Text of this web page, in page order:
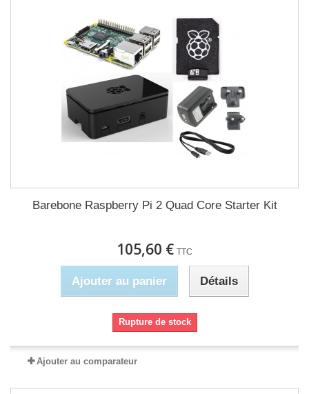
Barebone Raspberry Pi 2 Quad Core Starter Kit
105,60 € TTC
Ajouter au panier Détails
Rupture de stock
Ajouter au comparateur